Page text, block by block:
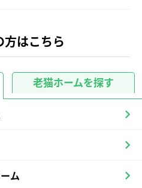
方はこちら
老猫ホームを探す
ム